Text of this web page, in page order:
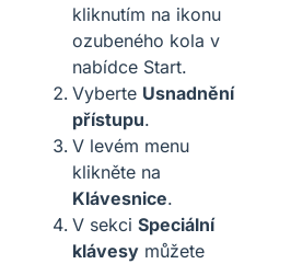
kliknutím na ikonu
ozubeného kola v
nabídce Start.
Vyberte Usnadnění
přístupu.
V levém menu
klikněte na
Klávesnice.
V sekci Speciální
klávesy můžete